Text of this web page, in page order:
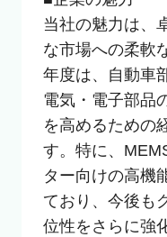
当社の魅力は、
な市場への柔軟
年度は、自動車
電気・電子部品
を高めるための
す。特に、
ター向けの高機
ており、今後も
位性をさらに強